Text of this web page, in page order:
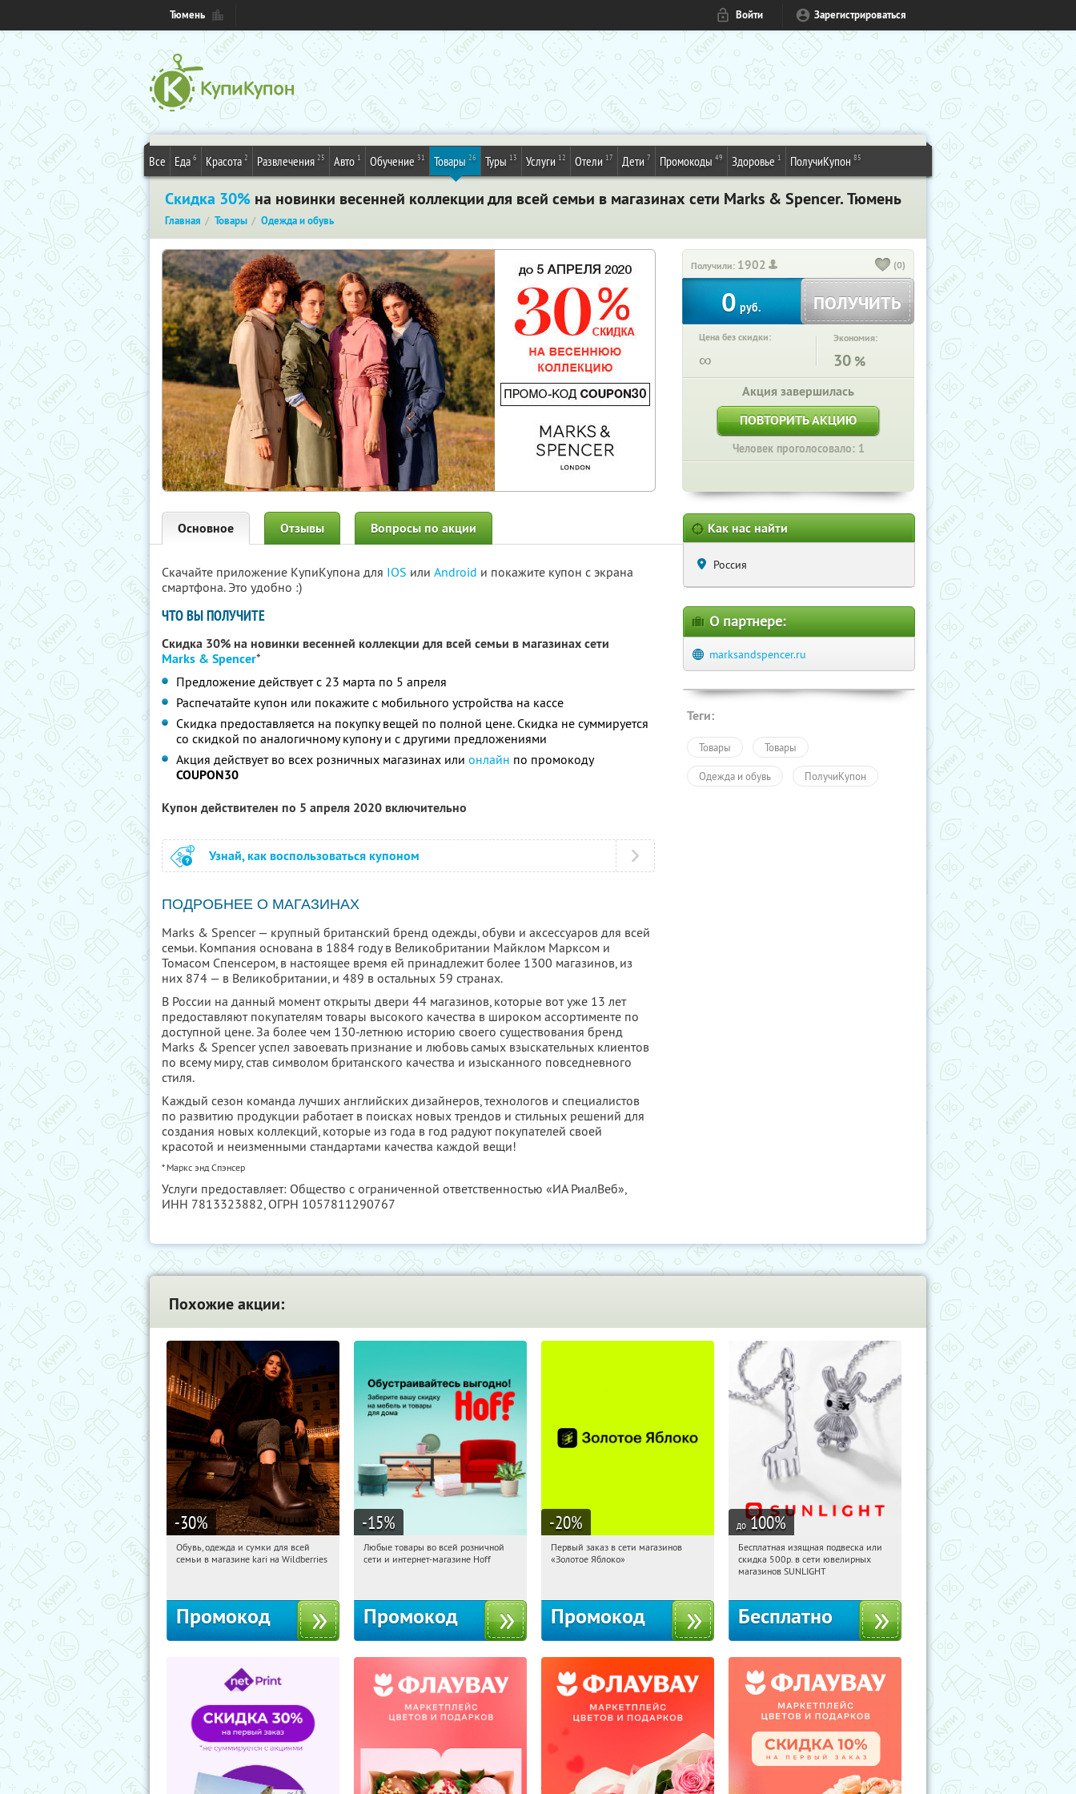
Тюмень Войти Зарегистрироваться
Все Еда 6 Красота 2 Развлечения 25 Авто 1 Обучение 31 Товары 26 Туры 13 Услуги 12 Отели 17 Дети 7 Промокоды 49 Здоровье 1 ПолучиКупон 85
Скидка 30% на новинки весенней коллекции для всей семьи в магазинах сети Marks & Spencer. Тюмень
Главная Товары Одежда и обувь
Получили: 1902 (0)
0 руб. ПОЛУЧИТЬ
Цена без скидки:
∞
Экономия:
30 %
Акция завершилась
ПОВТОРИТЬ АКЦИЮ
Человек проголосовало: 1
Основное Отзывы Вопросы по акции
Скачайте приложение КупиКупона для IOS или Android и покажите купон с экрана
смартфона. Это удобно :)
ЧТО ВЫ ПОЛУЧИТЕ
Скидка 30% на новинки весенней коллекции для всей семьи в магазинах сети
Marks & Spencer*
Предложение действует с 23 марта по 5 апреля
Распечатайте купон или покажите с мобильного устройства на кассе
Скидка предоставляется на покупку вещей по полной цене. Скидка не суммируется
со скидкой по аналогичному купону и с другими предложениями
Акция действует во всех розничных магазинах или онлайн по промокоду
COUPON30
Купон действителен по 5 апреля 2020 включительно
Узнай, как воспользоваться купоном
ПОДРОБНЕЕ О МАГАЗИНАХ
Marks & Spencer — крупный британский бренд одежды, обуви и аксессуаров для всей
семьи. Компания основана в 1884 году в Великобритании Майклом Марксом и
Томасом Спенсером, в настоящее время ей принадлежит более 1300 магазинов, из
них 874 — в Великобритании, и 489 в остальных 59 странах.
В России на данный момент открыты двери 44 магазинов, которые вот уже 13 лет
предоставляют покупателям товары высокого качества в широком ассортименте по
доступной цене. За более чем 130-летнюю историю своего существования бренд
Marks & Spencer успел завоевать признание и любовь самых взыскательных клиентов
по всему миру, став символом британского качества и изысканного повседневного
стиля.
Каждый сезон команда лучших английских дизайнеров, технологов и специалистов
по развитию продукции работает в поисках новых трендов и стильных решений для
создания новых коллекций, которые из года в год радуют покупателей своей
красотой и неизменными стандартами качества каждой вещи!
* Маркс энд Спэнсер
Услуги предоставляет: Общество с ограниченной ответственностью «ИА РиалВеб»,
ИНН 7813323882, ОГРН 1057811290767
Как нас найти
Россия
О партнере:
marksandspencer.ru
Теги:
Товары Товары
Одежда и обувь ПолучиКупон
Похожие акции:
-30%
15:33:13 Получили:
Обувь, одежда и сумки для всей
семьи в магазине kari на Wildberries
Промокод
-15%
15:33:13 Получили:
Любые товары во всей розничной
сети и интернет-магазине Hoff
Промокод
-20%
15:33:13
Получи первым!
Первый заказ в сети магазинов
«Золотое Яблоко»
Промокод
до 100%
15:33:13 Получили:
Россия
Бесплатная изящная подвеска или
скидка 500р. в сети ювелирных
магазинов SUNLIGHT
Бесплатно